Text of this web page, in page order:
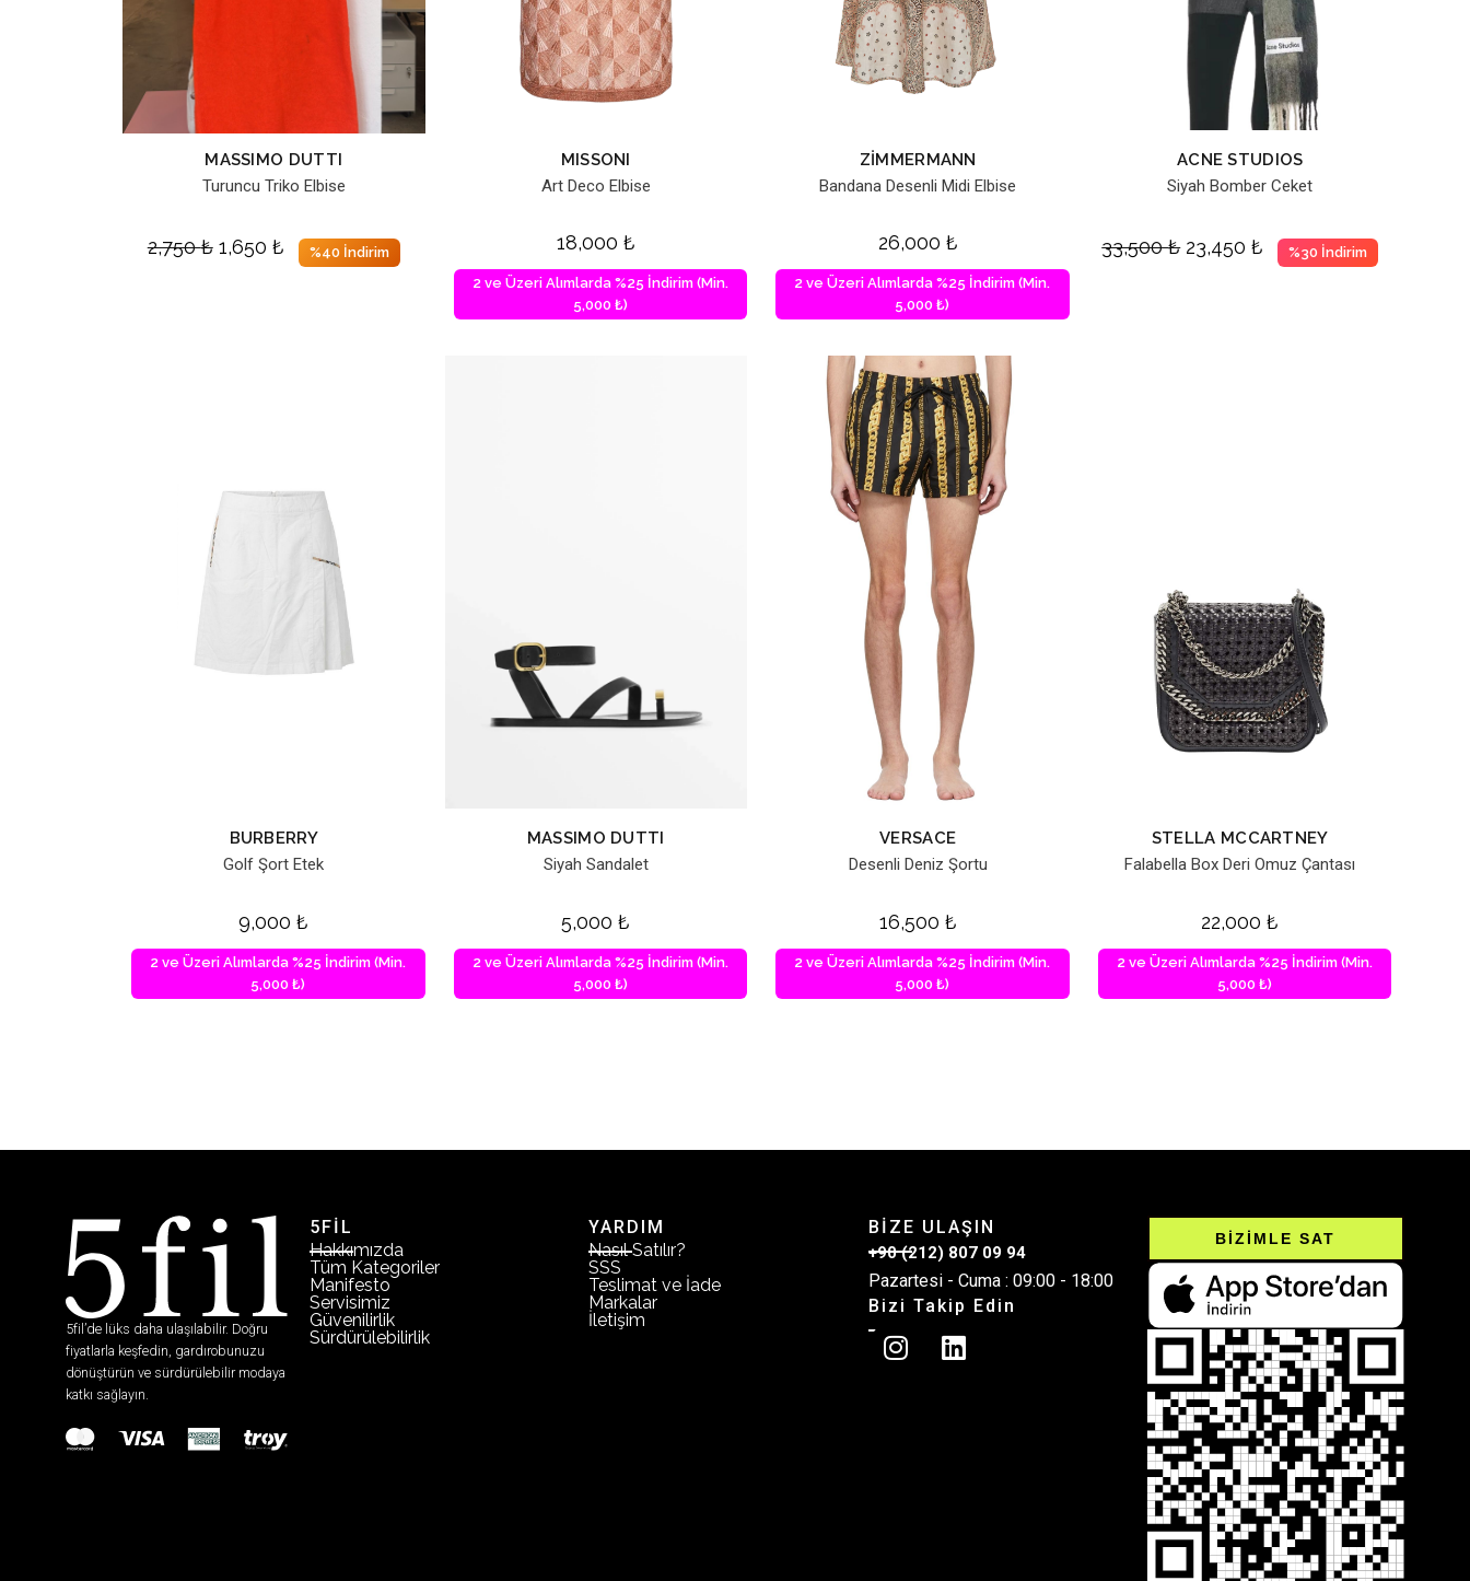
MASSIMO DUTTI
Turuncu Triko Elbise
2,750₺ 1,650 ₺ %40 İndirim
MISSONI
Art Deco Elbise
18,000 ₺
2 ve Üzeri Alımlarda %25 İndirim (Min.
5,000 ₺)
ZIMMERMANN
Bandana Desenli Midi Elbise
26,000 ₺
2 ve Üzeri Alımlarda %25 İndirim (Min.
5,000 ₺)
ACNE STUDIOS
Siyah Bomber Ceket
33,500₺ 23,450₺ %30 İndirim
BURBERRY
Golf Şort Etek
9,000₺
2 ve Üzeri Alımlarda %25 İndirim (Min.
5,000 ₺)
MASSIMO DUTTI
Siyah Sandalet
5,000₺
2 ve Üzeri Alımlarda %25 İndirim (Min.
5,000 ₺)
VERSACE
Desenli Deniz Şortu
16,500 ₺
2 ve Üzeri Alımlarda %25 İndirim (Min.
5,000 ₺)
STELLA MCCARTNEY
Falabella Box Deri Omuz Çantası
22,000₺
2 ve Üzeri Alımlarda %25 İndirim (Min.
5,000 ₺)
5fil’de lüks daha ulaşılabilir. Doğru
fiyatlarla keşfedin, gardırobunuzu
dönüştürün ve sürdürülebilir modaya
katkı sağlayın.
5FİL
Hakkımızda
Tüm Kategoriler
Manifesto
Servisimiz
Güvenilirlik
Sürdürülebilirlik
YARDIM
Nasıl Satılır?
SSS
Teslimat ve İade
Markalar
İletişim
BİZE ULAŞIN
+90 (212) 807 09 94
Pazartesi - Cuma : 09:00 - 18:00
Bizi Takip Edin
BİZİMLE SAT